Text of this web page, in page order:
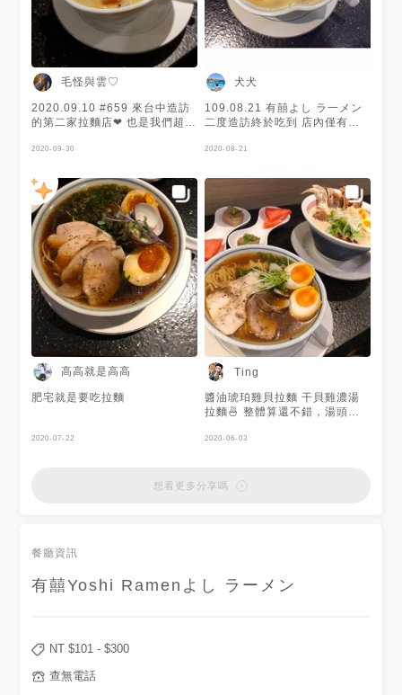
台中市中區中山路82號 🚆台中
車站🚶7分鐘 🈺週一
11:30~14:30、
17:30~21:00，週二公休，三四
11:30~14:30、
17:30~21:00，六日
11:30~15:00、17:30~21:00
✨免服務費，低消一人一席一碗
麵 ---------------------------------
----------------------------------
台中拉麵 #台中美食 #台中市中
區 #中區 #中區美食 #排隊美食
#拉麵推薦 #雞白湯拉麵 #雞湯
拉麵 #雞白湯拉麵推薦 #雞湯拉
麵推薦 #拉麵 #日式拉麵 #拉麵
控 #台中車站 #台中車站美食 #
ラーメン #鶏白湯 #鶏白湯ラー
メン #taichung
#taichungfood #food #foodie
#foodphotography
#foodstagram #ramen
#ramenlover #chicken
#lunch
毛怪與雲♡
2020.09.10 #659 來台中造訪
的第二家拉麵店❤ 也是我們超級
站附近而已，地點超方便~ 我們
多，沒想到開門後立即大排長龍
😂 建議大家晚上5:30左右去吃
~就不需等候太久啦😊 😋2020
雞白湯加叉燒繁盛：這碗毛怪超
愛❤❤ 但雲覺得普通而已😂 湯
頭濃郁，麵條巴湯十足！叉燒表
現不錯但沒有到驚艷的程度，倒
是糖心蛋很完美呢❣加麵之後味
道會被稀釋，就沒有原本美味了
😢 💑 下次再來台中吃其他家拉
麵吧😍 #毛怪與雲 #毛怪與雲拉
麵計畫 #毛怪與雲in台中 #有囍
拉麵 #有囍 #拉麵 #台中拉麵
#foodie #吃貨日記
2020-09-30
犬犬
109.08.21 有囍よし ラ一メン
二度造訪終於吃到 店內僅有十
層次 第一次品嚐 還有很多沒有
2020-08-21
高高就是高高
肥宅就是要吃拉麵
2020-07-22
Ting
醬油琥珀雞貝拉麵 干貝雞濃湯
拉麵🍜 整體算還不錯，湯頭我
道但清爽的湯底 因為有些濃湯
2020-06-03
想看更多分享嗎
餐廳資訊
有囍Yoshi Ramenよし ラーメン
NT $101 - $300
查無電話